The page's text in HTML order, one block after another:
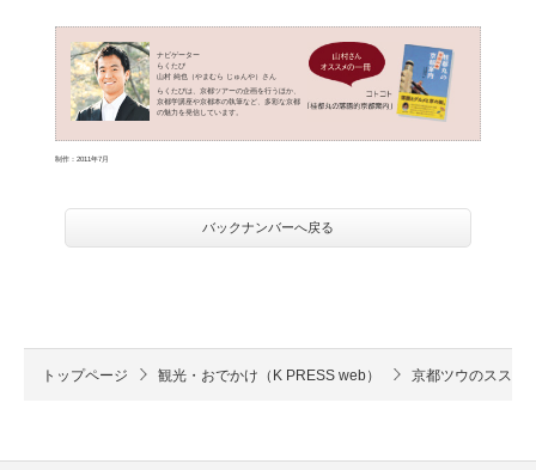
京焼の祖とされる陶工・野々村仁清。彼はそれまでの中国や朝鮮の美術品
バックナンバーへ戻る
トップページ 観光・おでかけ（K PRESS web） 京都ツウのススメ